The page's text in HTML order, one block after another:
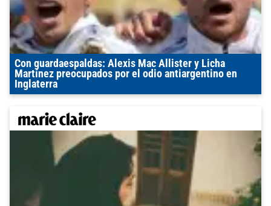
Con guardaespaldas: Alexis Mac Allister y Licha
Martínez preocupados por el odio antiargentino en
Inglaterra